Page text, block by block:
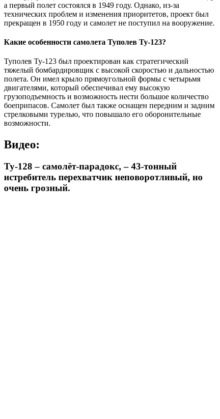
а первый полет состоялся в 1949 году. Однако, из-за
технических проблем и изменения приоритетов, проект был
прекращен в 1950 году и самолет не поступил на вооружение.
Какие особенности самолета Туполев Ту-123?
Туполев Ту-123 был проектирован как стратегический
тяжелый бомбардировщик с высокой скоростью и дальностью
полета. Он имел крыло прямоугольной формы с четырьмя
двигателями, который обеспечивал ему высокую
грузоподъемность и возможность нести большое количество
боеприпасов. Самолет был также оснащен передним и задним
стрелковыми турелью, что повышало его оборонительные
возможности.
Видео:
Ту-128 – самолёт-парадокс, – 43-тонный
истребитель перехватчик неповоротливый, но
очень грозный.